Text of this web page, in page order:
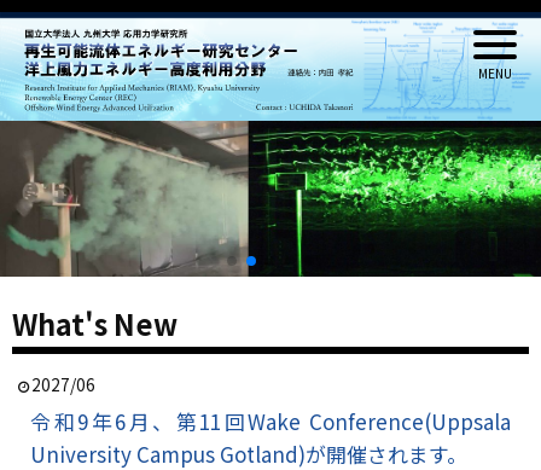
What's New
2027/06
令和9年6月、第11回Wake Conference(Uppsala
University Campus Gotland)が開催されます。